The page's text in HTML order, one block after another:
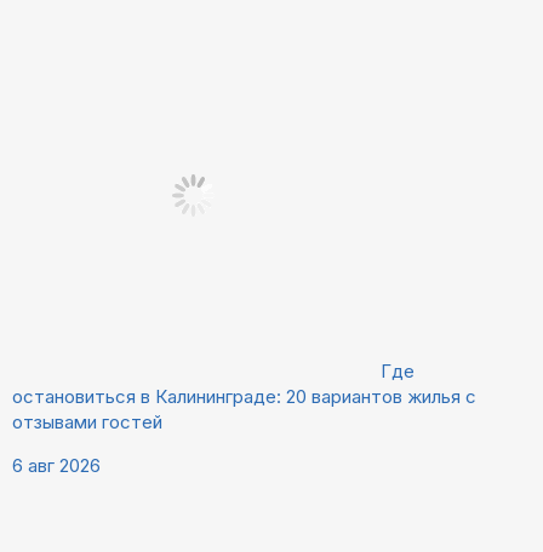
Где
остановиться в Калининграде: 20 вариантов жилья с
отзывами гостей
6 авг 2026